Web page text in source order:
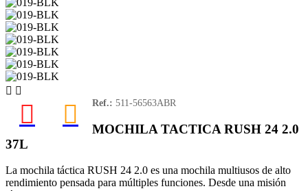
 
Ref.: 511-56563ABR
MOCHILA TACTICA RUSH 24 2.0
37L
La mochila táctica RUSH 24 2.0 es una mochila multiusos de alto
rendimiento pensada para múltiples funciones. Desde una misión